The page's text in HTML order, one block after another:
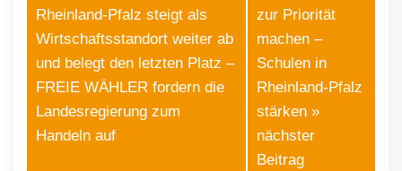
Rheinland-Pfalz steigt als
Wirtschaftsstandort weiter ab
und belegt den letzten Platz –
FREIE WÄHLER fordern die
Landesregierung zum
Handeln auf
zur Priorität
machen –
Schulen in
Rheinland-Pfalz
stärken »
nächster
Beitrag